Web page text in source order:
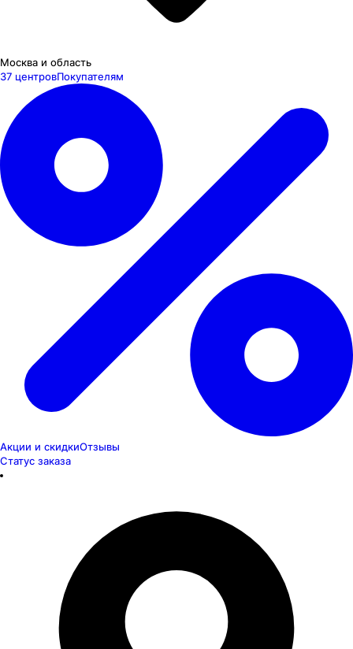
Москва и область
37 центровПокупателям
Акции и скидкиОтзывы
Статус заказа